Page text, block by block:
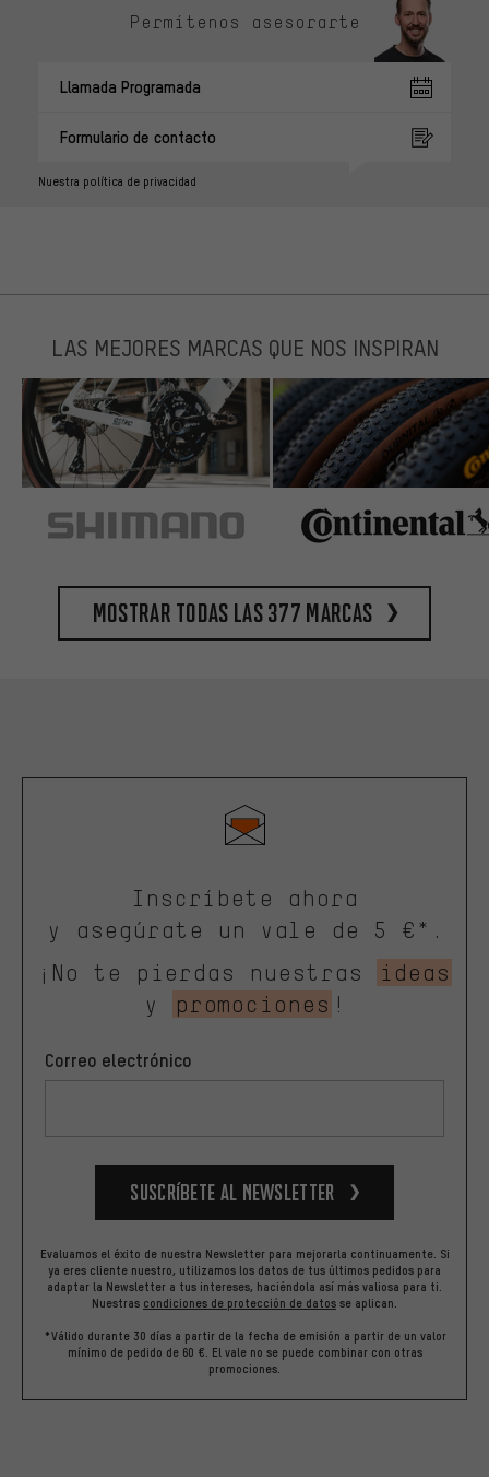
Permítenos asesorarte
Llamada Programada
Formulario de contacto
Nuestra política de privacidad
LAS MEJORES MARCAS QUE NOS INSPIRAN
Mostrar todas las 377 marcas
Inscríbete ahora
y asegúrate un vale de 5 €*.
¡No te pierdas nuestras
ideas
y
promociones !
Correo electrónico
Suscríbete al newsletter
Evaluamos el éxito de nuestra Newsletter para mejorarla continuamente. Si
ya eres cliente nuestro, utilizamos los datos de tus últimos pedidos para
adaptar la Newsletter a tus intereses, haciéndola así más valiosa para ti.
Nuestras condiciones de protección de datos se aplican.
*Válido durante 30 días a partir de la fecha de emisión a partir de un valor
mínimo de pedido de 60 €. El vale no se puede combinar con otras
promociones.